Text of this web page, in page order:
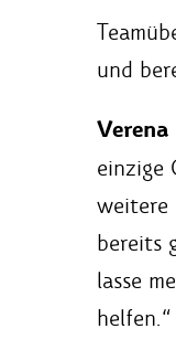
und
einzige
weitere
bereits
lasse
helfen.“